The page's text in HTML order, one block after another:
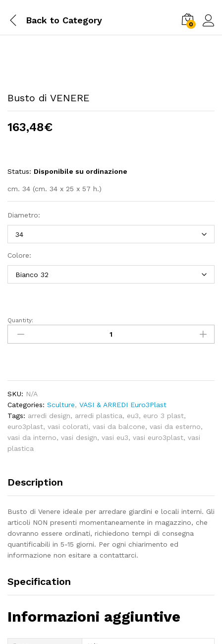
Back to Category 0
Busto di VENERE
163,48€
Status: Disponibile su ordinazione
cm. 34 (cm. 34 x 25 x 57 h.)
Diametro:
Colore:
Busto
VENERE
Quantity:
SKU: N/A
Categories: Sculture, VASI & ARREDI Euro3Plast
Tags: arredi design, arredi plastica, eu3, euro 3 plast,
euro3plast, vasi colorati, vasi da balcone, vasi da esterno,
vasi da interno, vasi design, vasi eu3, vasi euro3plast, vasi
plastica
Description
Busto di Venere ideale per arredare giardini e locali interni. Gli
articoli NON presenti momentaneamente in magazzino, che
dovranno essere ordinati, richiedono tempi di consegna
quantificabili in 5-15 giorni. Per ogni chiarimento ed
informazione non esitare a contattarci.
Specification
Informazioni aggiuntive